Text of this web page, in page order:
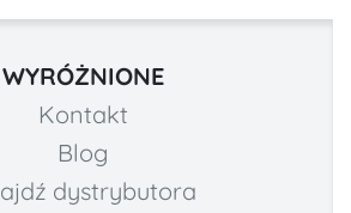
WYRÓŻNIONE
Kontakt
Blog
dystrybutora